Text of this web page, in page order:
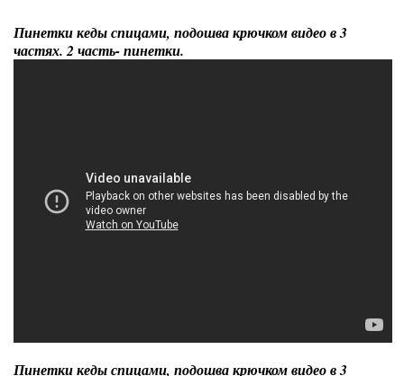
Пинетки кеды спицами, подошва крючком видео в 3
частях. 2 часть- пинетки.
Пинетки кеды спицами, подошва крючком видео в 3